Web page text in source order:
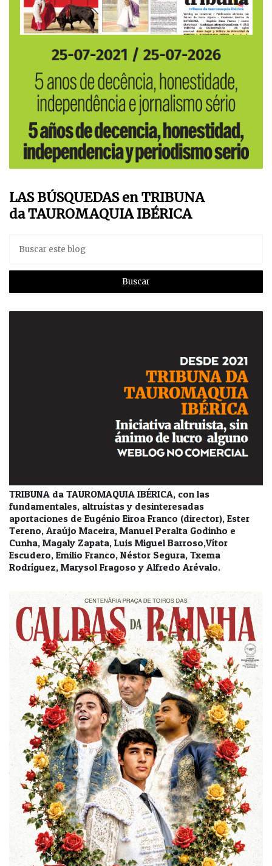
LAS BÚSQUEDAS en TRIBUNA
da TAUROMAQUIA IBÉRICA
TRIBUNA da TAUROMAQUIA IBÉRICA, con las
fundamentales, altruístas y desinteresadas
aportaciones de Eugénio Eiroa Franco (director), Ester
Tereno, Araújo Maceira, Manuel Peralta Godinho e
Cunha, Magaly Zapata, Luis Miguel Barroso,Vítor
Escudero, Emilio Franco, Néstor Segura, Txema
Rodríguez, Marysol Fragoso y Alfredo Arévalo.